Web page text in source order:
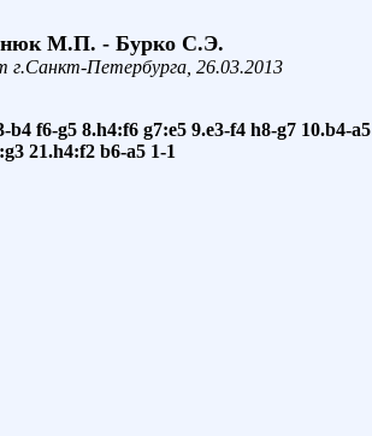
М.П. - Бурко С.Э.
г.Санкт-Петербурга, 26.03.2013
b4 f6-g5 8.h4:f6 g7:e5 9.e3-f4 h8-g7 10.b4-a5
21.h4:f2 b6-a5 1-1